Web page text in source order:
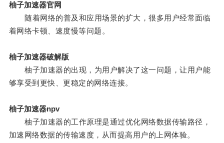
柚子加速器官网
随着网络的普及和应用场景的扩大，很多用户经常面临
着网络卡顿、速度慢等问题。
柚子加速器破解版
柚子加速器的出现，为用户解决了这一问题，让用户能
够享受到更快、更稳定的网络连接。
柚子加速器npv
柚子加速器的工作原理是通过优化网络数据传输路径，
加速网络数据的传输速度，从而提高用户的上网体验。